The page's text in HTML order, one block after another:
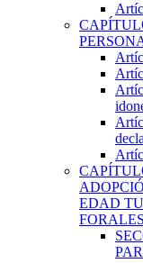
EDAD
FORALES